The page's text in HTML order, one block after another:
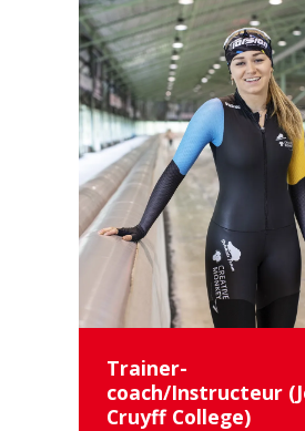
Trainer-
coach/Instructeur
Cruyff College)